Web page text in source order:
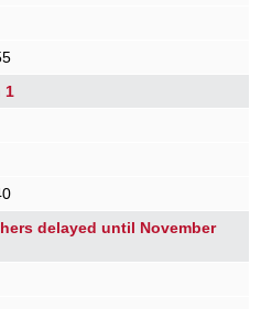
1
delayed until November